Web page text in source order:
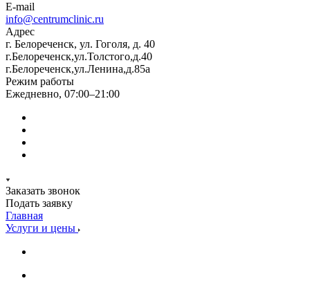
E-mail
info@centrumclinic.ru
Адрес
г. Белореченск, ул. Гоголя, д. 40
г.Белореченск,ул.Толстого,д.40
г.Белореченск,ул.Ленина,д.85а
Режим работы
Ежедневно, 07:00–21:00
Заказать звонок
Подать заявку
Главная
Услуги и цены